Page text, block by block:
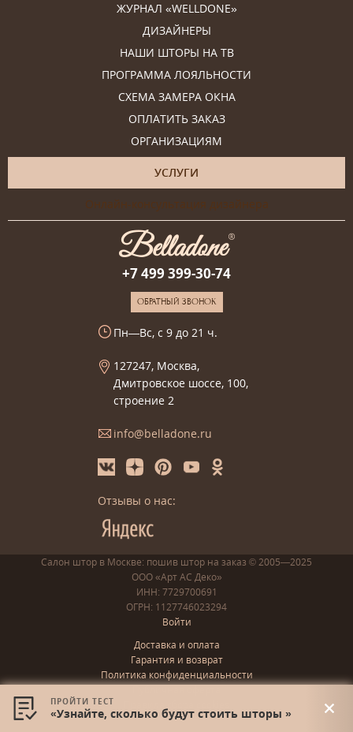
ЖУРНАЛ «WELLDONE»
ДИЗАЙНЕРЫ
НАШИ ШТОРЫ НА ТВ
ПРОГРАММА ЛОЯЛЬНОСТИ
СХЕМА ЗАМЕРА ОКНА
ОПЛАТИТЬ ЗАКАЗ
ОРГАНИЗАЦИЯМ
УСЛУГИ
Онлайн-консультация дизайнера
+7 499 399-30-74
ОБРАТНЫЙ ЗВОНОК
Пн—Вс, с 9 до 21 ч.
127247, Москва,
Дмитровское шоссе, 100,
строение 2
info@belladone.ru
Отзывы о нас:
Салон штор в Москве: пошив штор на заказ © 2005—2025
ООО «Арт АС Деко»
ИНН: 7729700691
ОГРН: 1127746023294
Войти
Доставка и оплата
Гарантия и возврат
Политика конфиденциальности
Правила сбора cookies
ПРОЙТИ ТЕСТ
«Узнайте, сколько будут стоить шторы »